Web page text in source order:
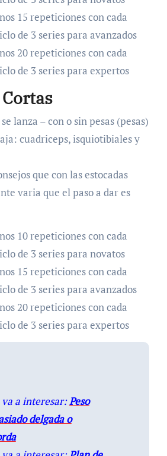
15 repeticiones con cada
de 3 series para avanzados
20 repeticiones con cada
de 3 series para expertos
lanza – con o sin pesas (pesas)
cuadriceps, isquiotibiales y
que con las estocadas
varia que el paso a dar es
10 repeticiones con cada
de 3 series para novatos
15 repeticiones con cada
de 3 series para avanzados
20 repeticiones con cada
de 3 series para expertos
a interesar:Peso
delgada o